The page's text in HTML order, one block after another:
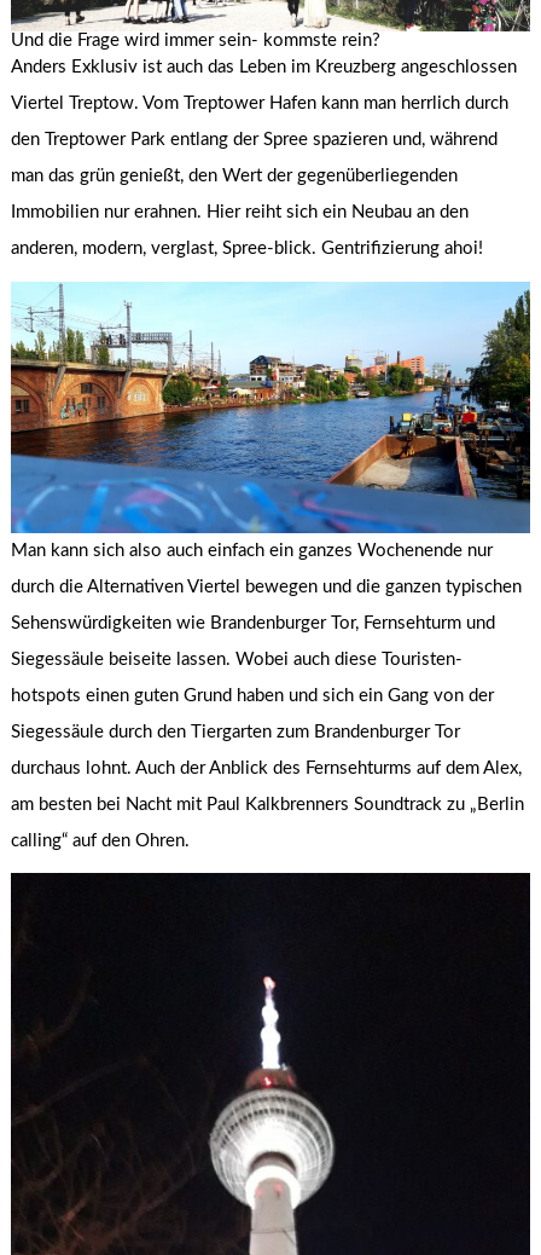
Und die Frage wird immer sein- kommste rein?
Anders Exklusiv ist auch das Leben im Kreuzberg angeschlossen
Viertel Treptow. Vom Treptower Hafen kann man herrlich durch
den Treptower Park entlang der Spree spazieren und, während
man das grün genießt, den Wert der gegenüberliegenden
Immobilien nur erahnen. Hier reiht sich ein Neubau an den
anderen, modern, verglast, Spree-blick. Gentrifizierung ahoi!
Man kann sich also auch einfach ein ganzes Wochenende nur
durch die Alternativen Viertel bewegen und die ganzen typischen
Sehenswürdigkeiten wie Brandenburger Tor, Fernsehturm und
Siegessäule beiseite lassen. Wobei auch diese Touristen-
hotspots einen guten Grund haben und sich ein Gang von der
Siegessäule durch den Tiergarten zum Brandenburger Tor
durchaus lohnt. Auch der Anblick des Fernsehturms auf dem Alex,
am besten bei Nacht mit Paul Kalkbrenners Soundtrack zu „Berlin
calling“ auf den Ohren.